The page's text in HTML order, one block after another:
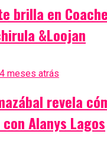
brilla en
&Loojan
4 meses atrás
revela
Alanys Lagos